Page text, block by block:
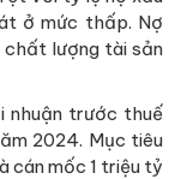
ở mức thấp. Nợ
chất lượng tài sản
nhuận trước thuế
2024. Mục tiêu
cán mốc 1 triệu tỷ